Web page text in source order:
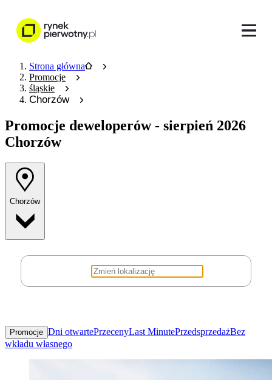
Strona główna
Promocje
śląskie
Chorzów
Promocje deweloperów - sierpień 2026
Chorzów
Chorzów
Promocje Dni otwartePrzecenyLast MinutePrzedsprzedażBez
wkładu własnego